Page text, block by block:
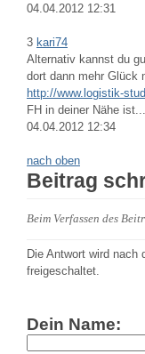
04.04.2012 12:31
3 kari74
Alternativ kannst du
dort dann mehr Glück
http://www.logistik-
FH in deiner Nähe ist....
04.04.2012 12:34
nach oben
Beitrag
Beim Verfassen des
Die Antwort wird nach
freigeschaltet.
Dein Name: